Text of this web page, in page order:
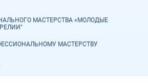
МАСТЕРСТВА «МОЛОДЫЕ
МАСТЕРСТВУ